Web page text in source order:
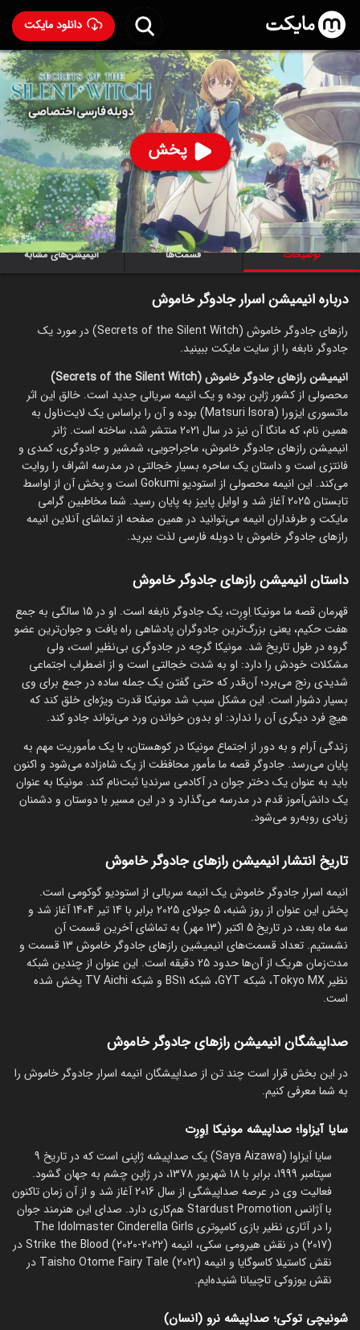
دانلود مایکت
پخش
انیمیشن اسرار جادوگر خاموش با دوبله فارسی - Secrets of
the Silent Witch 2025
۱,۰۸۷ 97 % ۷.۶
ساخت ژاپن سال 2025
سریال
انیمیشن ماجراجویی کمدی انیمه
توضیحات قسمت‌ها انیمیشن‌های مشابه
درباره انیمیشن اسرار جادوگر خاموش
رازهای جادوگر خاموش (Secrets of the Silent Witch) در مورد یک
جادوگر نابغه را از سایت مایکت ببینید.
انیمیشن رازهای جادوگر خاموش (Secrets of the Silent Witch)
محصولی از کشور ژاپن بوده و یک انیمه سریالی جدید است. خالق این اثر
ماتسوری ایزورا (Matsuri Isora) بوده و آن را براساس یک لایت‌ناول به
همین نام، که مانگا آن نیز در سال 2021 منتشر شد، ساخته است. ژانر
انیمیشن رازهای جادوگر خاموش، ماجراجویی، شمشیر و جادوگری، کمدی و
فانتزی است و داستان یک ساحره بسیار خجالتی در مدرسه اشراف را روایت
می‌کند. این انیمه محصولی از استودیو Gokumi است و پخش آن از اواسط
تابستان 2025 آغاز شد و اوایل پاییز به پایان رسید. شما مخاطبین گرامی
مایکت و طرفداران انیمه می‌توانید در همین صفحه از تماشای آنلاین انیمه
رازهای جادوگر خاموش با دوبله فارسی لذت ببرید.
داستان انیمیشن رازهای جادوگر خاموش
قهرمان قصه ما مونیکا اِوِرِت، یک جادوگر نابغه است. او در 15 سالگی به جمع
هفت حکیم، یعنی بزرگ‌ترین جادوگران پادشاهی راه یافت و جوان‌ترین عضو
گروه در طول تاریخ شد. مونیکا گرچه در جادوگری بی‌نظیر است، ولی
مشکلات خودش را دارد: او به شدت خجالتی است و از اضطراب اجتماعی
شدیدی رنج می‌برد؛ آن‌قدر که حتی گفتن یک جمله ساده در جمع برای وی
بسیار دشوار است. این مشکل سبب شد مونیکا قدرت ویژه‌ای خلق کند که
هیچ فرد دیگری آن را ندارد: او بدون خواندن ورد می‌تواند جادو کند.
زندگی آرام و به دور از اجتماع مونیکا در کوهستان، با یک مأموریت مهم به
پایان می‌رسد. جادوگر قصه ما مأمور محافظت از یک شاه‌زاده می‌شود و اکنون
باید به عنوان یک دختر جوان در آکادمی سرندیا ثبت‌نام کند. مونیکا به عنوان
یک دانش‌آموز قدم در مدرسه می‌گذارد و در این مسیر با دوستان و دشمنان
زیادی روبه‌رو می‌شود.
تاریخ انتشار انیمیشن رازهای جادوگر خاموش
انیمه اسرار جادوگر خاموش یک انیمه سریالی از استودیو گوکومی است.
پخش این عنوان از روز شنبه، 5 جولای 2025 برابر با 14 تیر 1404 آغاز شد و
سه ماه بعد، در تاریخ 5 اکتبر (13 مهر) به تماشای آخرین قسمت آن
نشستیم. تعداد قسمت‌های انیمیشین رازهای جادوگر خاموش 13 قسمت و
مدت‌زمان هریک از آن‌ها حدود 25 دقیقه است. این عنوان از چندین شبکه
نظیر Tokyo MX، شبکه GYT، شبکه BS11 و شبکه TV Aichi پخش شده
است.
صداپیشگان انیمیشن رازهای جادوگر خاموش
در این بخش قرار است چند تن از صداپیشگان انیمه اسرار جادوگر خاموش را
به شما معرفی کنیم.
سایا آیزاوا؛ صداپیشه مونیکا اِوِرِت
سایا آیزاوا (Saya Aizawa) یک صداپیشه ژاپنی است که در تاریخ 9
سپتامبر 1999، برابر با 18 شهریور 1378، در ژاپن چشم به جهان گشود.
فعالیت وی در عرصه صداپیشگی از سال 2016 آغاز شد و از آن زمان تاکنون
با آژانس Stardust Promotion هم‌کاری دارد. صدای این هنرمند جوان
را در آثاری نظیر بازی کامپوتری The Idolmaster Cinderella Girls
(2017) در نقش هیرومی سکی، انیمه Strike the Blood (2020-2022) در
نقش کاستیلا کاسوگایا و انیمه Taisho Otome Fairy Tale (2021) در
نقش یوزوکی تاچیبانا شنیده‌ایم.
شونیچی توکی؛ صداپیشه نرو (انسان)